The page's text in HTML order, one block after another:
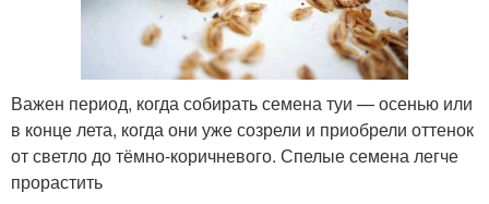
Важен период, когда собирать семена туи — осенью или
в конце лета, когда они уже созрели и приобрели оттенок
от светло до тёмно-коричневого. Спелые семена легче
прорастить